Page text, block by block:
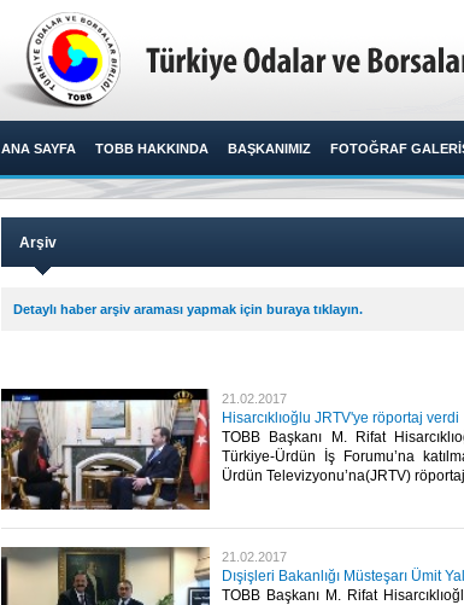
ANA SAYFA TOBB HAKKINDA BAŞKANIMIZ FOTOĞRAF
Arşiv
Detaylı haber arşiv araması yapmak için buraya tıklayın.
21.02.2017
Hisarcıklıoğlu JRTV'ye röportaj verdi
TOBB Başkanı M. Rifat
Türkiye-Ürdün İş Forumu’na
Ürdün Televizyonu’na(JRTV)
21.02.2017
Dışişleri Bakanlığı Müsteşarı Ümit
TOBB Başkanı M. Rifat